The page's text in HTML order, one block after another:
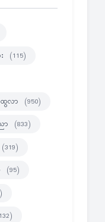
(115)
ေလာ (950)
ာ (833)
(319)
(95)